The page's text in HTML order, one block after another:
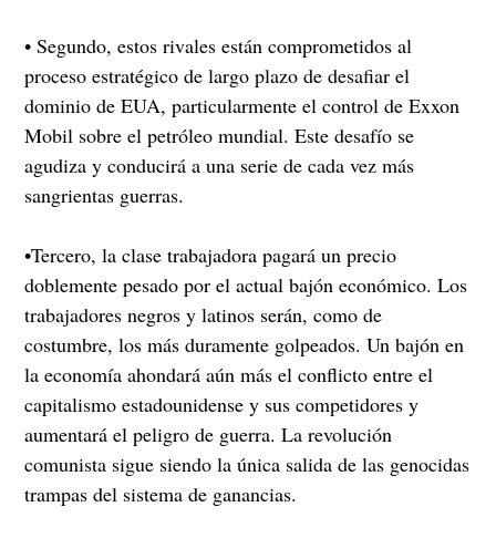
• Segundo, estos rivales están comprometidos al
proceso estratégico de largo plazo de desafiar el
dominio de EUA, particularmente el control de Exxon
Mobil sobre el petróleo mundial. Este desafío se
agudiza y conducirá a una serie de cada vez más
sangrientas guerras.
•Tercero, la clase trabajadora pagará un precio
doblemente pesado por el actual bajón económico. Los
trabajadores negros y latinos serán, como de
costumbre, los más duramente golpeados. Un bajón en
la economía ahondará aún más el conflicto entre el
capitalismo estadounidense y sus competidores y
aumentará el peligro de guerra. La revolución
comunista sigue siendo la única salida de las genocidas
trampas del sistema de ganancias.